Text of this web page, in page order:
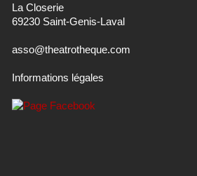
La Closerie
69230 Saint-Genis-Laval
asso@theatrotheque.com
Informations légales